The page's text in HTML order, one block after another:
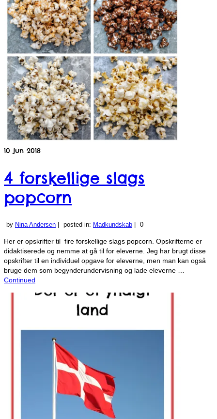
10 jun 2018
4 forskellige slags
popcorn
by Nina Andersen posted in: Madkundskab 0
Her er opskrifter til fire forskellige slags popcorn. Opskrifterne er
didaktiserede og nemme at gå til for eleverne. Jeg har brugt disse
opskrifter til en individuel opgave for eleverne, men man kan også
bruge dem som begynderundervisning og lade eleverne …
Continued